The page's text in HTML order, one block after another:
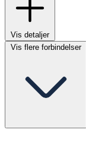
Vis detaljer
Vis flere forbindelser